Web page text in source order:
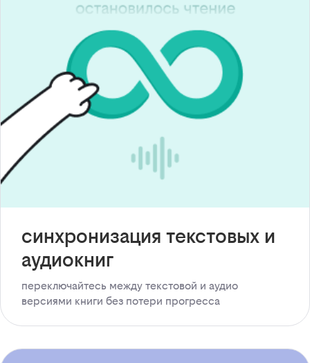
синхронизация текстовых и
аудиокниг
переключайтесь между текстовой и аудио
версиями книги без потери прогресса